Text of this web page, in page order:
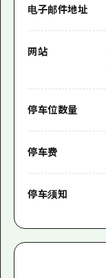
电子邮件地址
网站
停车位数量
停车费
停车须知